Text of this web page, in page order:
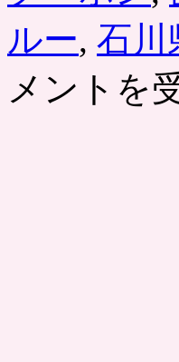
ルー, 石川
メントを